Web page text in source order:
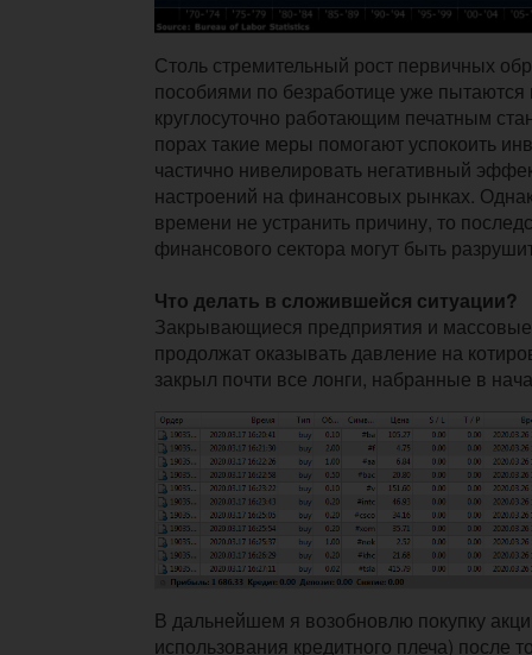
Столь стремительный рост первичных
пособиями по безработице уже пытаются
круглосуточно работающим печатным
порах такие меры помогают успокоить
частично нивелировать негативный
настроений на финансовых рынках.
времени не устранить причину, то
финансового сектора могут быть
Что делать в сложившейся ситуации?
Закрывающиеся предприятия и
продолжат оказывать давление на
закрыл почти все лонги, набранные в
В дальнейшем я возобновлю покупку
использования кредитного плеча) после